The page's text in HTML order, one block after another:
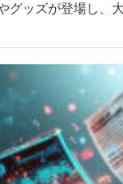
グッズが登場し、